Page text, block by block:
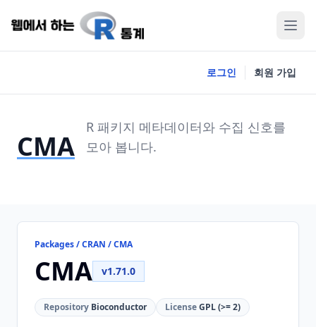
로그인 회원 가입
CMA
R 패키지 메타데이터와 수집 신호를
모아 봅니다.
Packages / CRAN / CMA
CMA v1.71.0
Repository Bioconductor LicenseGPL (>= 2)